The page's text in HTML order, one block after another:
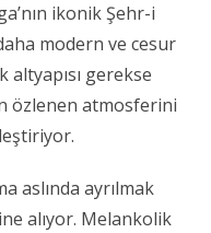
ikonik Şehr-i
modern ve cesur
altyapısı gerekse
özlenen atmosferini
aslında ayrılmak
alıyor. Melankolik